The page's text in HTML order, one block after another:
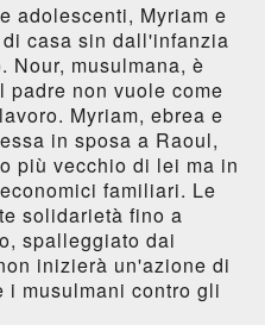
adolescenti, Myriam e
casa sin dall'infanzia
Nour, musulmana, è
padre non vuole come
Myriam, ebrea e
in sposa a Raoul,
più vecchio di lei ma in
familiari. Le
solidarietà fino a
spalleggiato dai
inizierà un'azione di
i musulmani contro gli